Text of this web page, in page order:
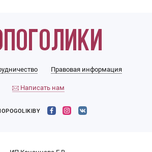
Правовая информация
Написать нам